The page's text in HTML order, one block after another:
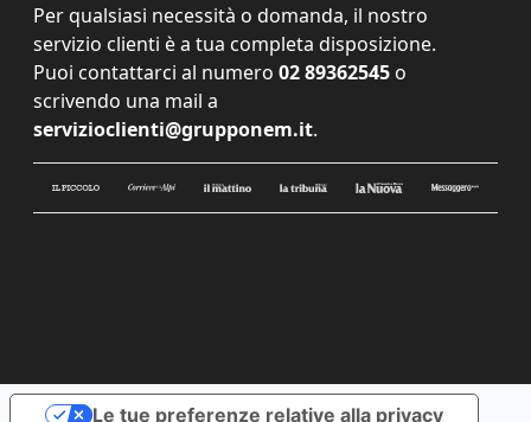
Per qualsiasi necessità o domanda, il nostro
servizio clienti è a tua completa disposizione.
Puoi contattarci al numero 02 89362545 o
scrivendo una mail a
servizioclienti@grupponem.it.
Le tue preferenze relative alla privacy